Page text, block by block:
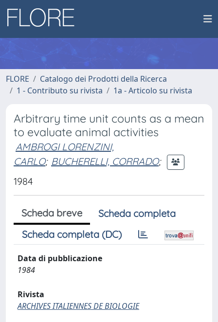
FLORE
Catalogo dei Prodotti della Ricerca
1 - Contributo su rivista
1a - Articolo su rivista
Arbitrary time unit counts as a mean
to evaluate animal activities
AMBROGI LORENZINI,
CARLO; BUCHERELLI, CORRADO;
1984
Scheda breve
Scheda completa
Scheda completa (DC)
Data di pubblicazione
1984
Rivista
ARCHIVES ITALIENNES DE BIOLOGIE